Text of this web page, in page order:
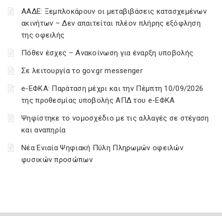
ΑΑΔΕ: Ξεμπλοκάρουν οι μεταβιβάσεις κατασχεμένων
ακινήτων – Δεν απαιτείται πλέον πλήρης εξόφληση
της οφειλής
Πόθεν έσχες – Ανακοίνωση για έναρξη υποβολής
Σε λειτουργία το gov.gr messenger
e-ΕΦΚΑ: Παράταση μέχρι και την Πέμπτη 10/09/2026
της προθεσμίας υποβολής ΑΠΔ του e-ΕΦΚΑ
Ψηφίστηκε το νομοσχέδιο με τις αλλαγές σε στέγαση
και αναπηρία
Νέα Ενιαία Ψηφιακή Πύλη Πληρωμών οφειλών
φυσικών προσώπων